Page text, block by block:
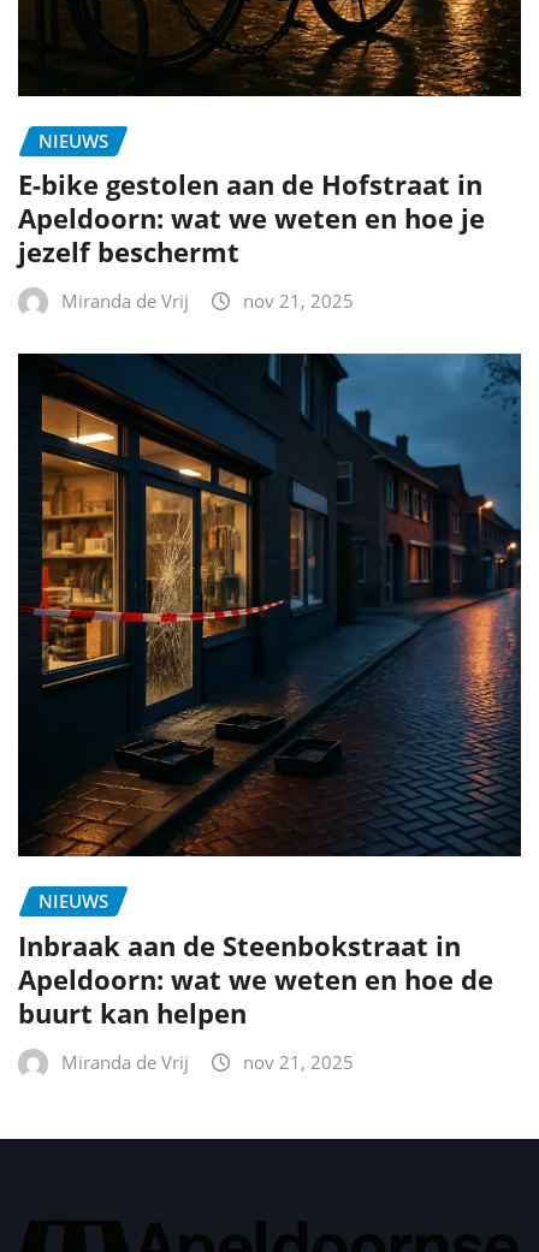
NIEUWS
E-bike gestolen aan de Hofstraat in
Apeldoorn: wat we weten en hoe je
jezelf beschermt
Miranda de Vrij nov 21, 2025
NIEUWS
Inbraak aan de Steenbokstraat in
Apeldoorn: wat we weten en hoe de
buurt kan helpen
Miranda de Vrij nov 21, 2025